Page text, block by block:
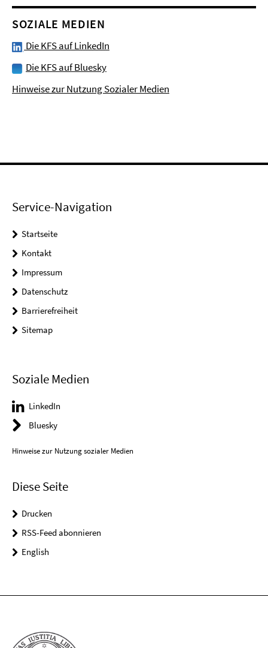
SOZIALE MEDIEN
Die KFS auf LinkedIn
Die KFS auf Bluesky
Hinweise zur Nutzung Sozialer Medien
Service-Navigation
Startseite
Kontakt
Impressum
Datenschutz
Barrierefreiheit
Sitemap
Soziale Medien
LinkedIn
Bluesky
Hinweise zur Nutzung sozialer Medien
Diese Seite
Drucken
RSS-Feed abonnieren
English